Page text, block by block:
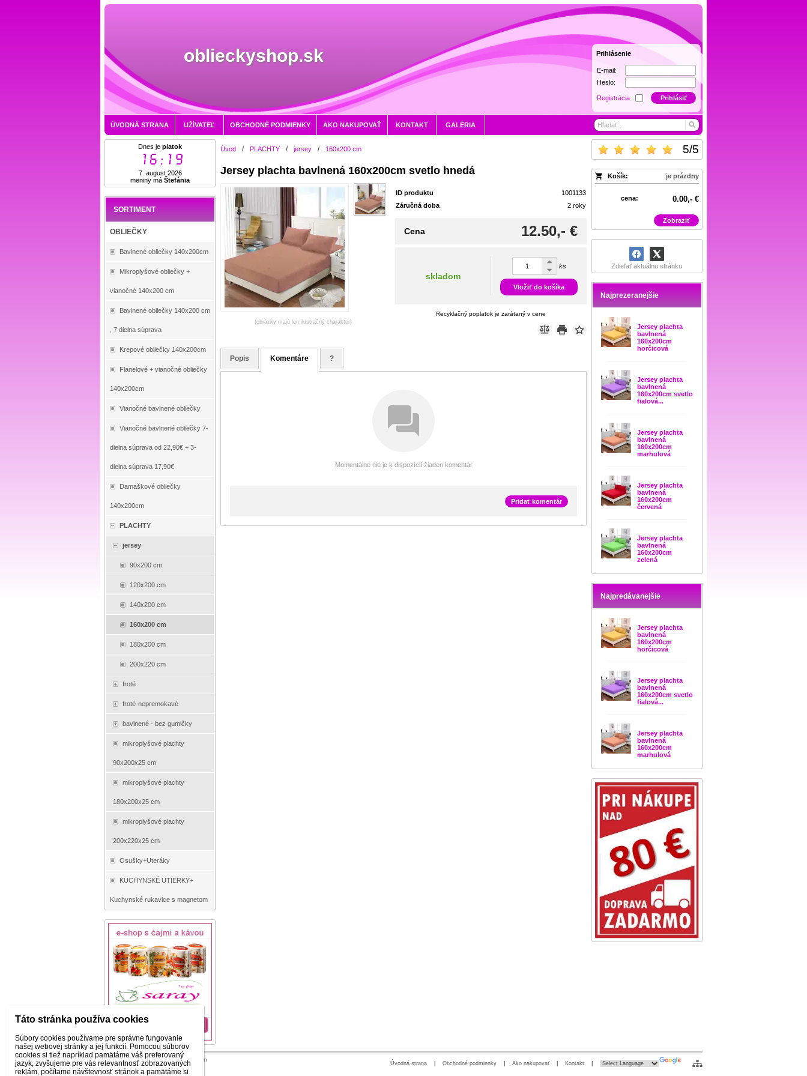
Prihlásenie
E-mail:
Heslo:
Registrácia Prihlásiť
oblieckyshop.sk
ÚVODNÁ STRANA UŽÍVATEĽ OBCHODNÉ PODMIENKY AKO NAKUPOVAŤ KONTAKT GALÉRIA
Dnes jepiatok
16:19
7. august 2026
meniny máŠtefánia
SORTIMENT
OBLIEČKY
Bavlnené obliečky 140x200cm
Mikroplyšové obliečky +
vianočné 140x200 cm
Bavlnené obliečky 140x200 cm
, 7 dielna súprava
Krepové obliečky 140x200cm
Flanelové + vianočné obliečky
140x200cm
Vianočné bavlnené obliečky
Vianočné bavlnené obliečky 7-
dielna súprava od 22,90€ + 3-
dielna súprava 17,90€
Damaškové obliečky
140x200cm
PLACHTY
jersey
90x200 cm
120x200 cm
140x200 cm
160x200 cm
180x200 cm
200x220 cm
froté
froté-nepremokavé
bavlnené - bez gumičky
mikroplyšové plachty
90x200x25 cm
mikroplyšové plachty
180x200x25 cm
mikroplyšové plachty
200x220x25 cm
Osušky+Uteráky
KUCHYNSKÉ UTIERKY+
Kuchynské rukavice s magnetom
5/5
Košík: je prázdny
cena: 0.00,- €
Zobraziť
Zdieľať aktuálnu stránku
Najprezeranejšie
Jersey plachta
bavlnená
160x200cm
horčicová
Jersey plachta
bavlnená
160x200cm svetlo
fialová...
Jersey plachta
bavlnená
160x200cm
marhulová
Jersey plachta
bavlnená
160x200cm
červená
Jersey plachta
bavlnená
160x200cm
zelená
Najpredávanejšie
Jersey plachta
bavlnená
160x200cm
horčicová
Jersey plachta
bavlnená
160x200cm svetlo
fialová...
Jersey plachta
bavlnená
160x200cm
marhulová
Úvod / PLACHTY / jersey / 160x200 cm
Jersey plachta bavlnená 160x200cm svetlo hnedá
(obrázky majú len ilustračný charakter)
ID produktu
1001133
Záručná doba
2 roky
12.50,- €
Cena
skladom
ks
Vložiť do košíka
Recyklačný poplatok je zarátaný v cene
Popis Komentáre ?
Momentálne nie je k dispozícií žiaden komentár
Pridať komentár
© 2026 WEXBO | www.wexbo.com
Úvodná strana Obchodné podmienky Ako nakupovať| Kontakt
Táto stránka používa cookies
Súbory cookies používame pre správne fungovanie
našej webovej stránky a jej funkcií. Pomocou súborov
cookies si tiež napríklad pamätáme váš preferovaný
jazyk, zvyšujeme pre vás relevantnosť zobrazovaných
reklám, počítame návštevnosť stránok a pamätáme si